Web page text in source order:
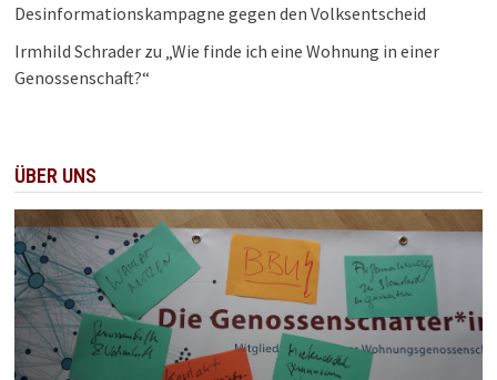
Desinformationskampagne gegen den Volksentscheid
Irmhild Schrader zu „Wie finde ich eine Wohnung in einer
Genossenschaft?“
ÜBER UNS